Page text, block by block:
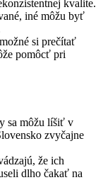
kvalite.
iné môžu byť
si prečítať
pomôcť pri
sa môžu líšiť v
zvyčajne
že ich
dlho čakať na